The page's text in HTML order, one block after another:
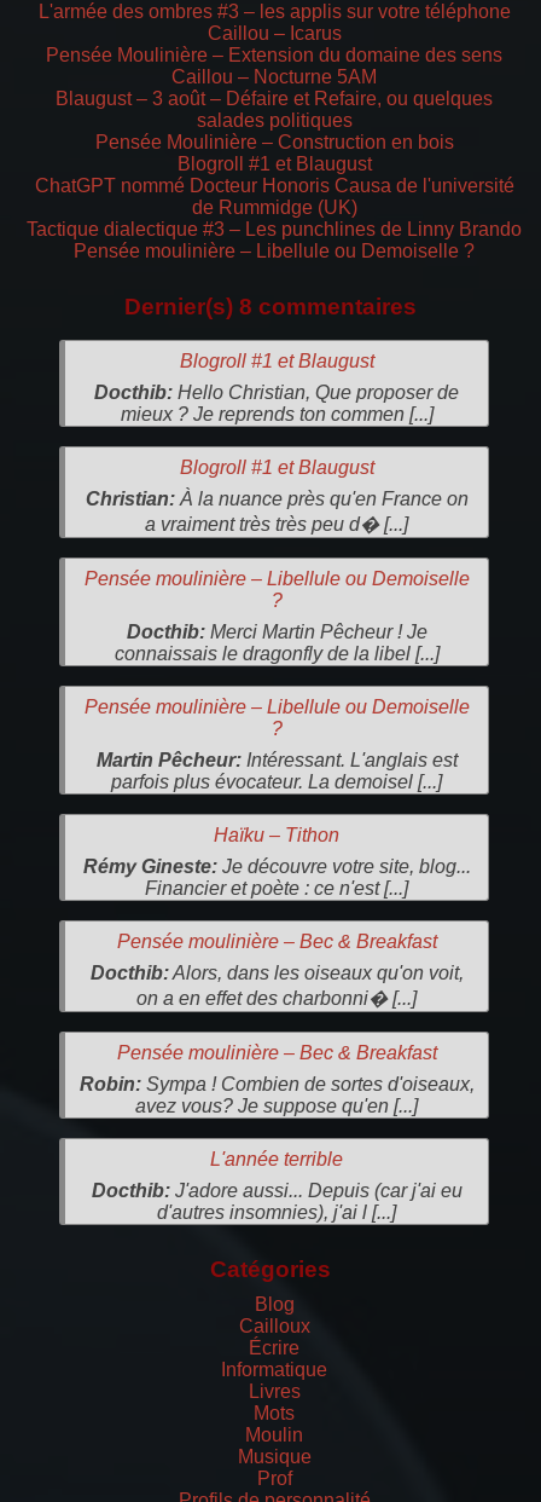
L'armée des ombres #3 – les applis sur votre téléphone
Caillou – Icarus
Pensée Moulinière – Extension du domaine des sens
Caillou – Nocturne 5AM
Blaugust – 3 août – Défaire et Refaire, ou quelques
salades politiques
Pensée Moulinière – Construction en bois
Blogroll #1 et Blaugust
ChatGPT nommé Docteur Honoris Causa de l'université
de Rummidge (UK)
Tactique dialectique #3 – Les punchlines de Linny Brando
Pensée moulinière – Libellule ou Demoiselle ?
Dernier(s) 8 commentaires
Blogroll #1 et Blaugust
Docthib: Hello Christian, Que proposer de
mieux ? Je reprends ton commen [...]
Blogroll #1 et Blaugust
Christian:À la nuance près qu'en France on
a vraiment très très peu d� [...]
Pensée moulinière – Libellule ou Demoiselle
?
Docthib:Merci Martin Pêcheur ! Je
connaissais le dragonfly de la libel [...]
Pensée moulinière – Libellule ou Demoiselle
?
Martin Pêcheur:Intéressant. L'anglais est
parfois plus évocateur. La demoisel [...]
Haïku – Tithon
Rémy Gineste:Je découvre votre site, blog...
Financier et poète : ce n'est [...]
Pensée moulinière – Bec & Breakfast
Docthib:Alors, dans les oiseaux qu'on voit,
on a en effet des charbonni� [...]
Pensée moulinière – Bec & Breakfast
Robin:Sympa ! Combien de sortes d'oiseaux,
avez vous? Je suppose qu'en [...]
L'année terrible
Docthib:J'adore aussi... Depuis (car j'ai eu
d'autres insomnies), j'ai l [...]
Catégories
Blog
Cailloux
Écrire
Informatique
Livres
Mots
Moulin
Musique
Prof